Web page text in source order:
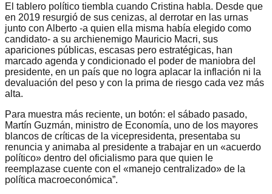
El tablero político tiembla cuando Cristina habla. Desde que
en 2019 resurgió de sus cenizas, al derrotar en las urnas
junto con Alberto -a quien ella misma había elegido como
candidato- a su archienemigo Mauricio Macri, sus
apariciones públicas, escasas pero estratégicas, han
marcado agenda y condicionado el poder de maniobra del
presidente, en un país que no logra aplacar la inflación ni la
devaluación del peso y con la prima de riesgo cada vez más
alta.
Para muestra más reciente, un botón: el sábado pasado,
Martín Guzmán, ministro de Economía, uno de los mayores
blancos de críticas de la vicepresidenta, presentaba su
renuncia y animaba al presidente a trabajar en un «acuerdo
político» dentro del oficialismo para que quien le
reemplazase cuente con el «manejo centralizado» de la
política macroeconómica”.